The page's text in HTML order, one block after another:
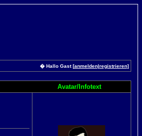
� Hallo Gast [anmelden|registrieren]
Avatar/Infotext